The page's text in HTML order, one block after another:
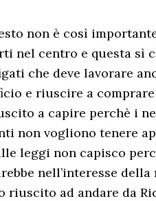
non è così
nel centro e questa sì
che deve lavorare
e riuscire a
a capire perchè i
non vogliono tenere
leggi non capisco
nell’interesse
riuscito ad andare da